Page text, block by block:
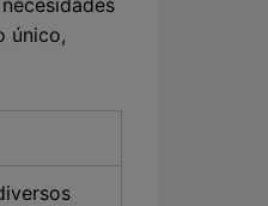
único,